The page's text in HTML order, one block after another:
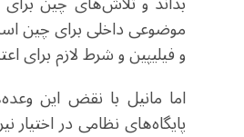
موضوعی داخلی برای چین
و فیلیپین و شرط لازم
اما مانیل با نقض این
پایگاه‌های نظامی در اختیار